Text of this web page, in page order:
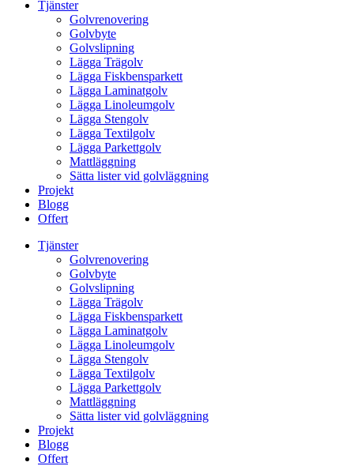
Tjänster
Golvrenovering
Golvbyte
Golvslipning
Lägga Trägolv
Lägga Fiskbensparkett
Lägga Laminatgolv
Lägga Linoleumgolv
Lägga Stengolv
Lägga Textilgolv
Lägga Parkettgolv
Mattläggning
Sätta lister vid golvläggning
Projekt
Blogg
Offert
Tjänster
Golvrenovering
Golvbyte
Golvslipning
Lägga Trägolv
Lägga Fiskbensparkett
Lägga Laminatgolv
Lägga Linoleumgolv
Lägga Stengolv
Lägga Textilgolv
Lägga Parkettgolv
Mattläggning
Sätta lister vid golvläggning
Projekt
Blogg
Offert